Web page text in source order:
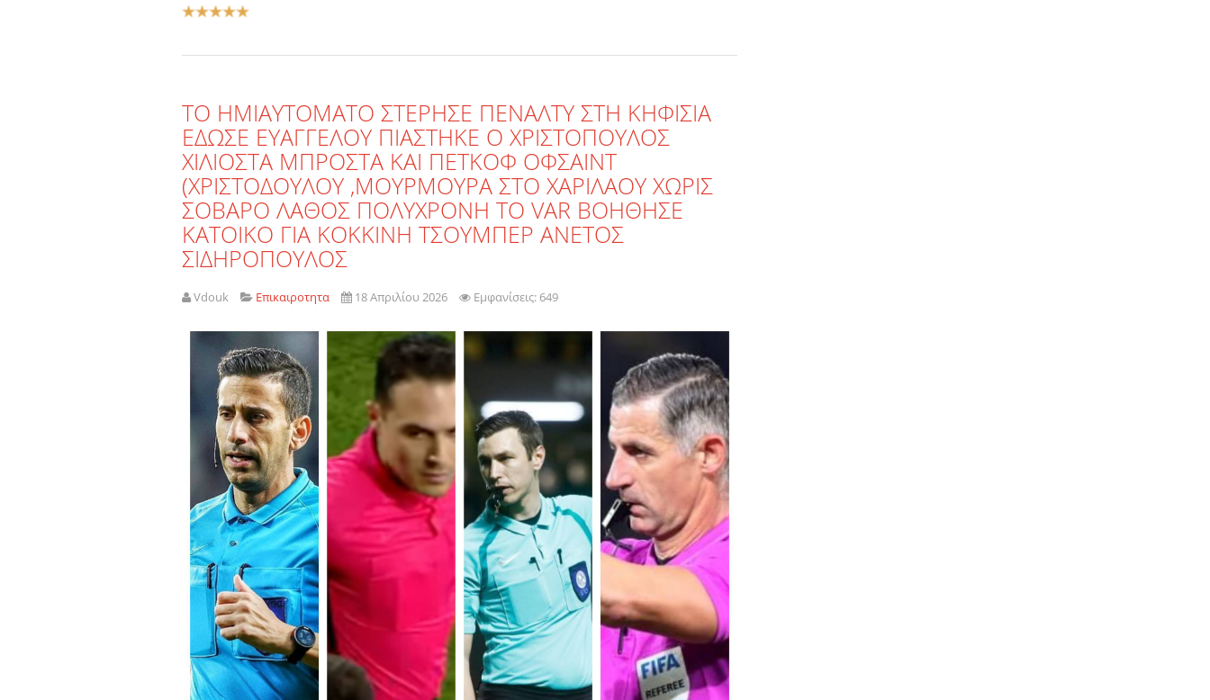
Αξιολόγηση
ΤΟ HMIAYTOMATO ΣΤΕΡΗΣΕ ΠΕΝΑΛΤΥ ΣΤΗ ΚΗΦΙΣΙΑ
ΕΔΩΣΕ ΕΥΑΓΓΕΛΟΥ ΠΙΑΣΤΗΚΕ Ο ΧΡΙΣΤΟΠΟΥΛΟΣ
ΧΙΛΙΟΣΤΑ ΜΠΡΟΣΤΑ ΚΑΙ ΠΕΤΚΟΦ ΟΦΣΑΙΝΤ
(ΧΡΙΣΤΟΔΟΥΛΟΥ ,ΜΟΥΡΜΟΥΡΑ ΣΤΟ ΧΑΡΙΛΑΟΥ ΧΩΡΙΣ
ΣΟΒΑΡΟ ΛΑΘΟΣ ΠΟΛΥΧΡΟΝΗ ΤΟ VAR ΒΟΗΘΗΣΕ
ΚΑΤΟΙΚΟ ΓΙΑ ΚΟΚΚΙΝΗ ΤΣΟΥΜΠΕΡ ΑΝΕΤΟΣ
ΣΙΔΗΡΟΠΟΥΛΟΣ
Vdouk Επικαιροτητα 18 Απριλίου 2026 Εμφανίσεις: 649